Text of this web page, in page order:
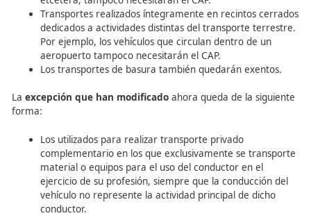
En cuanto a las excepciones, se añaden algunas nuevas
modifica una excepción que estaba teniendo diferentes
interpretaciones.
nuevas excepcionesson:
Los vehículos utilizados en servicios de
decir, todas las ambulancias no necesitarán el
permanente máquinas o instrumentos como
electrógenos, grúas de elevación, equipos de
etcétera, tampoco necesitarán el CAP.
Transportes realizados íntegramente en recintos
dedicados a actividades distintas del transporte